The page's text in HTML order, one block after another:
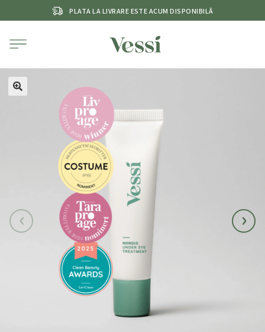
PLATA LA LIVRARE ESTE ACUM DISPONIBILĂ
‹ ›